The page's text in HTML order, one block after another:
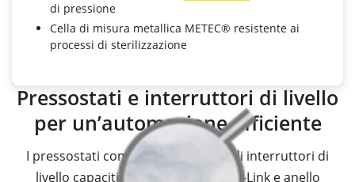
di pressione
Cella di misura metallica METEC® resistente ai
processi di sterilizzazione
Pressostati e interruttori di livello
per un’automazione efficiente
I pressostati compatti VEGABAR e gli interruttori di
livello capacitivi VEGAPOINT con IO-Link e anello